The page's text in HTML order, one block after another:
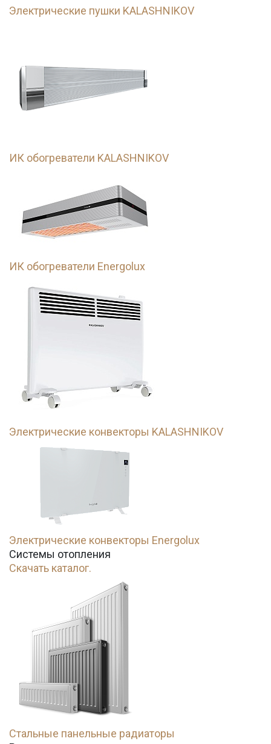
Электрические пушки KALASHNIKOV
ИК обогреватели KALASHNIKOV
ИК обогреватели Energolux
Электрические конвекторы KALASHNIKOV
Электрические конвекторы Energolux
Системы отопления
Скачать каталог.
Стальные панельные радиаторы